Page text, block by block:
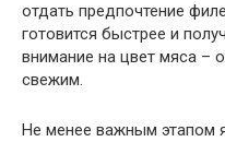
отдать предпочтение
готовится быстрее и
внимание на цвет мяса –
свежим.
Не менее важным этапом